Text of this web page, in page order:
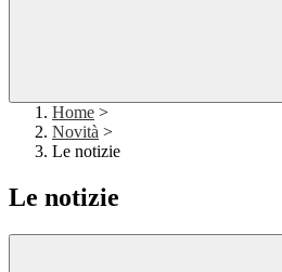
Home >
Novità >
Le notizie
Le notizie